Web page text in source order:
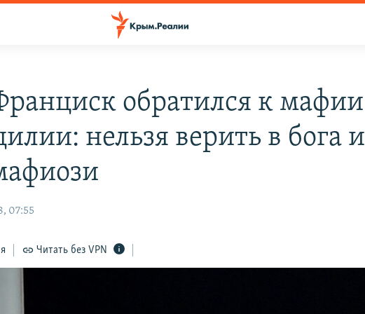
обратился к мафии
нельзя верить в бога и
07:55
Читать без VPN